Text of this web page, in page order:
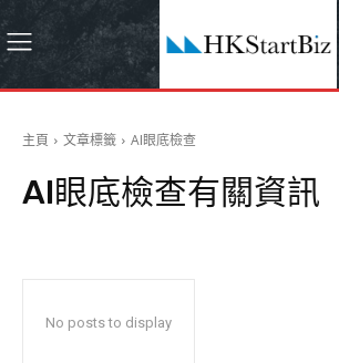
主頁 文章標籤 AI眼底檢查
AI眼底檢查有關資訊
No posts to display